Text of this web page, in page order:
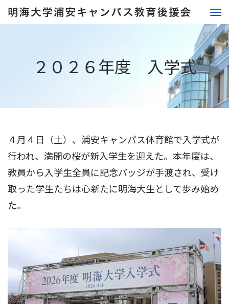
２０２６年度 入学式
４月４日（土）、浦安キャンパス体育館で入学式が
行われ、満開の桜が新入学生を迎えた。本年度は、
教員から入学生全員に記念バッジが手渡され、受け
取った学生たちは心新たに明海大生として歩み始め
た。